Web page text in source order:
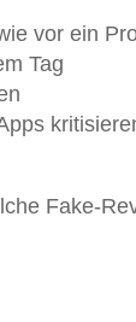
vor ein
Tag
Fake-